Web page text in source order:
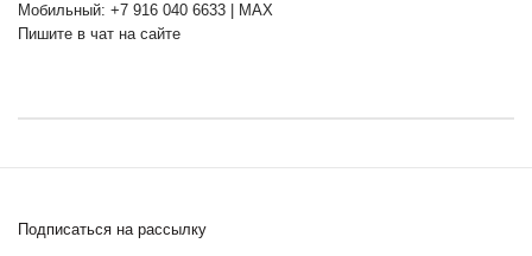
Мобильный: +7 916 040 6633 | MAX
Пишите в чат на сайте
Подписаться на рассылку